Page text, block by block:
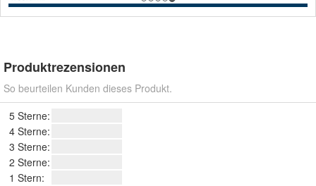
Produktrezensionen
So beurteilen Kunden dieses Produkt.
5 Sterne:
4 Sterne:
3 Sterne:
2 Sterne:
1 Stern: